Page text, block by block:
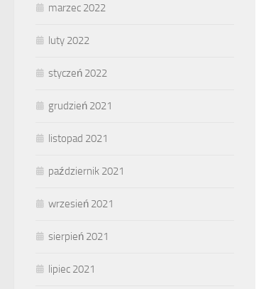
marzec 2022
luty 2022
styczeń 2022
grudzień 2021
listopad 2021
październik 2021
wrzesień 2021
sierpień 2021
lipiec 2021